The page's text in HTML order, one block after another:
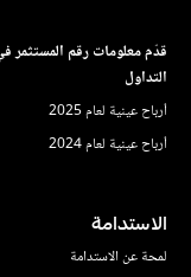
التداول
أرباح عينية لعام 2025
أرباح عينية لعام 2024
الاستدامة
لمحة عن الاستدامة